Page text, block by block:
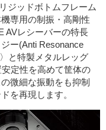
ジッドボトムフレーム
専用の制振・高剛性
AVレシーバーの特長
ー(Anti Resonance
と特製メタルレッグ
安定性を高めて筐体の
微細な振動をも抑制
を再現します。